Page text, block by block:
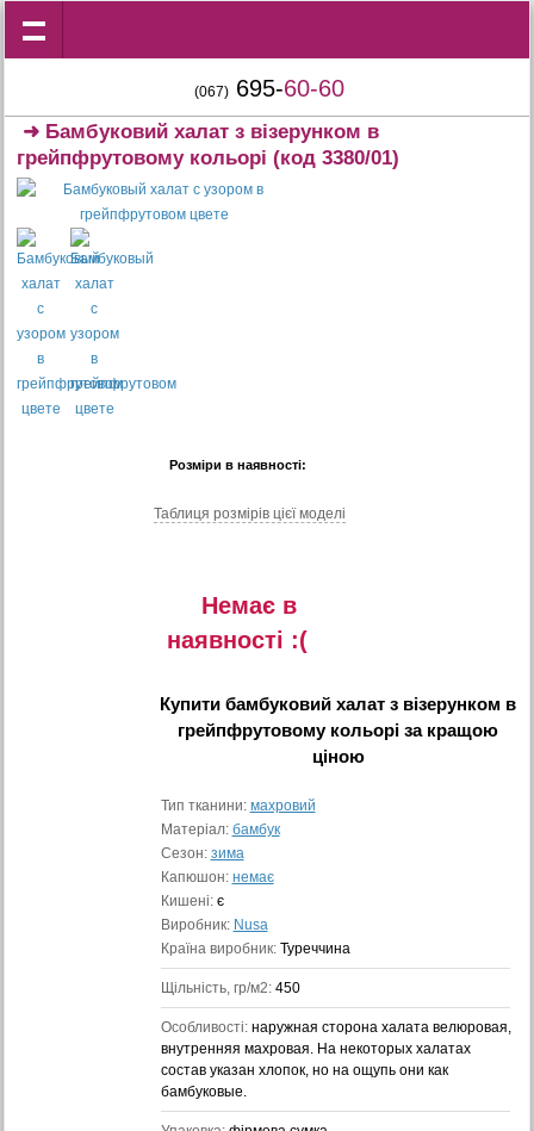
(067) 695-60-60
➜ Бамбуковий халат з візерунком в
грейпфрутовому кольорі (код 3380/01)
Розміри в наявності:
Таблиця розмiрiв цiєї моделi
Немає в
наявностi :(
Купитибамбуковий халат з візерунком в
грейпфрутовому кольорі за кращою
ціною
Тип тканини: махровий
Матеріал: бамбук
Сезон: зима
Капюшон: немає
Кишені: є
Виробник: Nusa
Країна виробник: Туреччина
Щільність, гр/м2: 450
Особливості: наружная сторона халата велюровая,
внутренняя махровая. На некоторых халатах
состав указан хлопок, но на ощупь они как
бамбуковые.